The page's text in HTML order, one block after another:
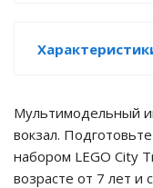
Мультимодельный
вокзал.
набором LEGO City
возрасте от 7 лет и